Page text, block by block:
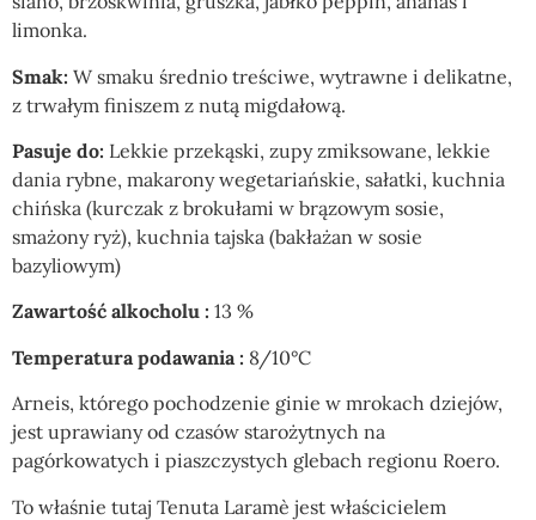
limonka.
Smak: W smaku średnio treściwe, wytrawne i delikatne,
z trwałym finiszem z nutą migdałową.
Pasuje do: Lekkie przekąski, zupy zmiksowane, lekkie
dania rybne, makarony wegetariańskie, sałatki, kuchnia
chińska (kurczak z brokułami w brązowym sosie,
smażony ryż), kuchnia tajska (bakłażan w sosie
bazyliowym)
Zawartość alkocholu : 13 %
Temperatura podawania : 8/10°C
Arneis, którego pochodzenie ginie w mrokach dziejów,
jest uprawiany od czasów starożytnych na
pagórkowatych i piaszczystych glebach regionu Roero.
To właśnie tutaj Tenuta Laramè jest właścicielem